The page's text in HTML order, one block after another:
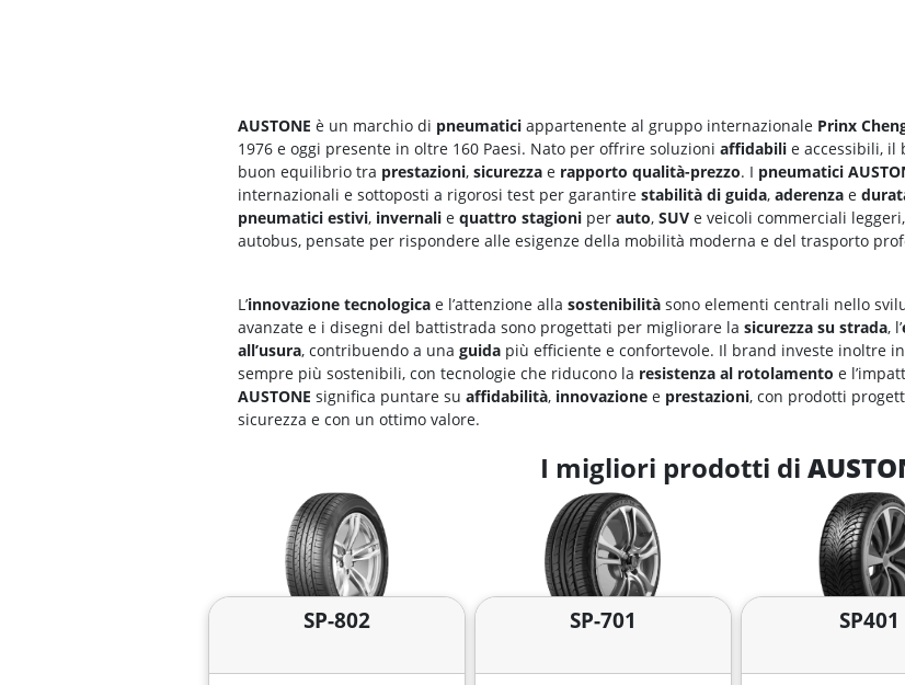
AUSTONE è un marchio di pneumatici appartenente al gruppo internazionale Prinx
1976 e oggi presente in oltre 160 Paesi. Nato per offrire soluzioni affidabili e accessibili, il
buon equilibrio tra prestazioni, sicurezza e rapporto qualità-prezzo. I pneumatici
internazionali e sottoposti a rigorosi test per garantire stabilità di guida, aderenza e
pneumatici estivi, invernali e quattro stagioni per auto, SUV e veicoli commerciali
autobus, pensate per rispondere alle esigenze della mobilità moderna e del trasporto
L’innovazione tecnologica e l’attenzione alla sostenibilità sono elementi centrali nello
avanzate e i disegni del battistrada sono progettati per migliorare la sicurezza su strada, l’
all’usura, contribuendo a una guida più efficiente e confortevole. Il brand investe inoltre in
sempre più sostenibili, con tecnologie che riducono la resistenza al rotolamento e
AUSTONE significa puntare su affidabilità, innovazione e prestazioni, con prodotti
sicurezza e con un ottimo valore.
I migliori prodotti di
SP-802 SP-701 SP401